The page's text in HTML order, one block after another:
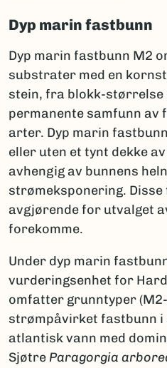
Dyp marin fastbunn
Dyp marin fastbunn M2
substrater med en
stein, fra blokk-størrelse
permanente samfunn
arter. Dyp marin
eller uten et tynt dekke
avhengig av bunnens
strømeksponering.
avgjørende for utvalget
forekomme.
Under dyp marin
vurderingsenhet for
omfatter grunntyper
strømpåvirket fastbunn
atlantisk vann med
Sjøtre Paragorgia